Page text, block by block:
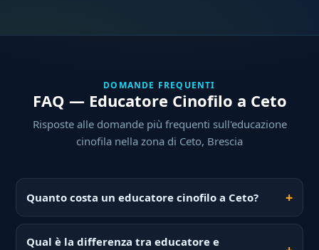
DOMANDE FREQUENTI
FAQ — Educatore Cinofilo a Ceto
Risposte alle domande più frequenti sull'educazione
cinofila nella zona di Ceto, Brescia
Quanto costa un educatore cinofilo a Ceto?
Qual è la differenza tra educatore e